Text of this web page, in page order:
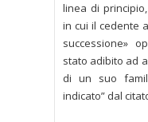
linea di
in cui il cedente
successione»
stato adibito ad
di un suo
indicato” dal